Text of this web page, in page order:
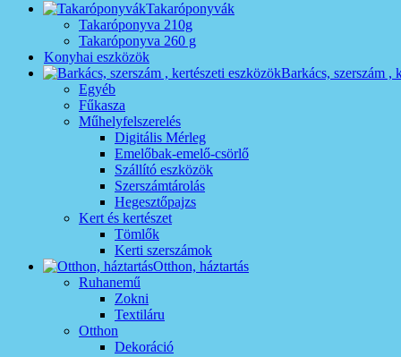
Takaróponyvák
Takaróponyva 210g
Takaróponyva 260 g
Konyhai eszközök
Barkács, szerszám ,
Egyéb
Fűkasza
Műhelyfelszerelés
Digitális Mérleg
Emelőbak-emelő-csörlő
Szállító eszközök
Szerszámtárolás
Hegesztőpajzs
Kert és kertészet
Tömlők
Kerti szerszámok
Otthon, háztartás
Ruhanemű
Zokni
Textiláru
Otthon
Dekoráció